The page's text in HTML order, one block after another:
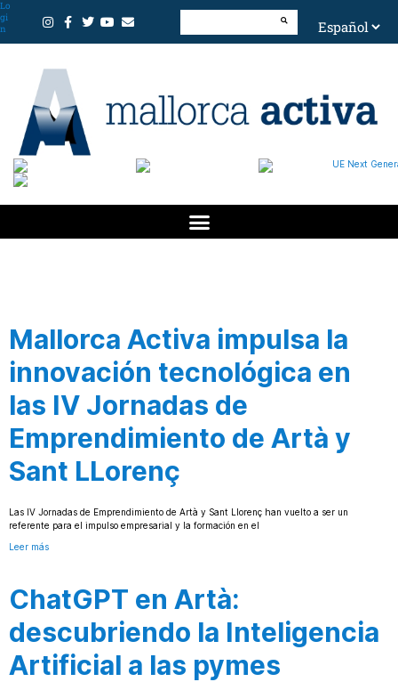
Lo
gi
n
Mallorca Activa impulsa la
innovación tecnológica en
las IV Jornadas de
Emprendimiento de Artà y
Sant LLorenç
Las IV Jornadas de Emprendimiento de Artà y Sant Llorenç han vuelto a ser un
referente para el impulso empresarial y la formación en el
Leer más
ChatGPT en Artà:
descubriendo la Inteligencia
Artificial a las pymes